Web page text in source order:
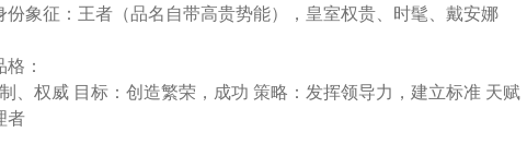
份象征：王者（品名自带高贵势能），皇室权贵、时髦、戴安娜
：
、权威 目标：创造繁荣，成功 策略：发挥领导力，建立标准 天
者